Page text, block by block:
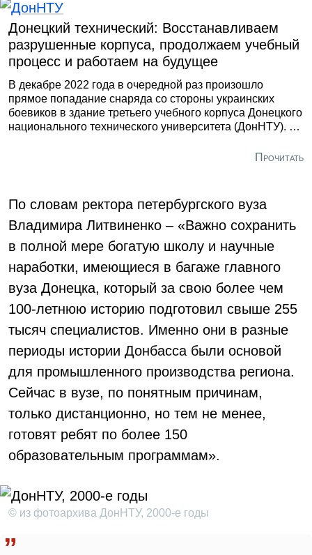
Донецкий технический: Восстанавливаем
разрушенные корпуса, продолжаем учебный
процесс и работаем на будущее
В декабре 2022 года в очередной раз произошло
прямое попадание снаряда со стороны украинских
боевиков в здание третьего учебного корпуса Донецкого
национального технического университета (ДонНТУ). В
разрушил кровлю 8-го корпуса. Как мы помним, и ранее
Аноприенко, рассказал о 9-летней работе вуза в зоне
досягаемости вражеской артиллерии.
Прочитать
По словам ректора петербургского вуза
Владимира Литвиненко – «Важно сохранить
в полной мере богатую школу и научные
наработки, имеющиеся в багаже главного
вуза Донецка, который за свою более чем
100-летнюю историю подготовил свыше 255
тысяч специалистов. Именно они в разные
периоды истории Донбасса были основой
для промышленного производства региона.
Сейчас в вузе, по понятным причинам,
только дистанционно, но тем не менее,
готовят ребят по более 150
образовательным программам».
© из фотоархива ДонНТУ, 2000-е годы